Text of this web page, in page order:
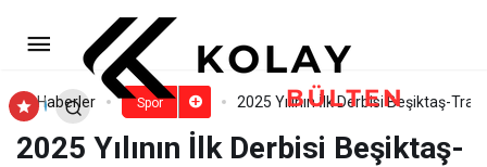
Haberler Spor 2025 Yılının İlk Derbisi Beşiktaş-
2025 Yılının İlk Derbisi Beşiktaş-
VakıfBank 45. Uluslararası
Trabzon Yarı Maratonu kayıtları 18
Şubat’ta sona eriyor
Yorum Yap Paylaş